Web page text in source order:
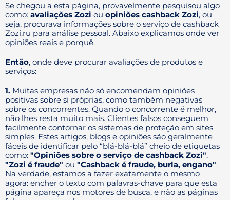
Se chegou a esta página, provavelmente pesquisou algo
como: avaliações Zozi ou opiniões cashback Zozi, ou
seja, procurava informações sobre o serviço de cashback
Zozi.ru para análise pessoal. Abaixo explicamos onde ver
opiniões reais e porquê.
Então, onde deve procurar avaliações de produtos e
serviços:
1. Muitas empresas não só encomendam opiniões
positivas sobre si próprias, como também negativas
sobre os concorrentes. Quando o concorrente é melhor,
não lhes resta muito mais. Clientes falsos conseguem
facilmente contornar os sistemas de proteção em sites
simples. Estes artigos, blogs e opiniões são geralmente
fáceis de identificar pelo “blá-blá-blá” cheio de etiquetas
como: "Opiniões sobre o serviço de cashback Zozi",
"Zozi é fraude" ou "Cashback é fraude, burla, engano".
Na verdade, estamos a fazer exatamente o mesmo
agora: encher o texto com palavras-chave para que esta
página apareça nos motores de busca, e não as páginas